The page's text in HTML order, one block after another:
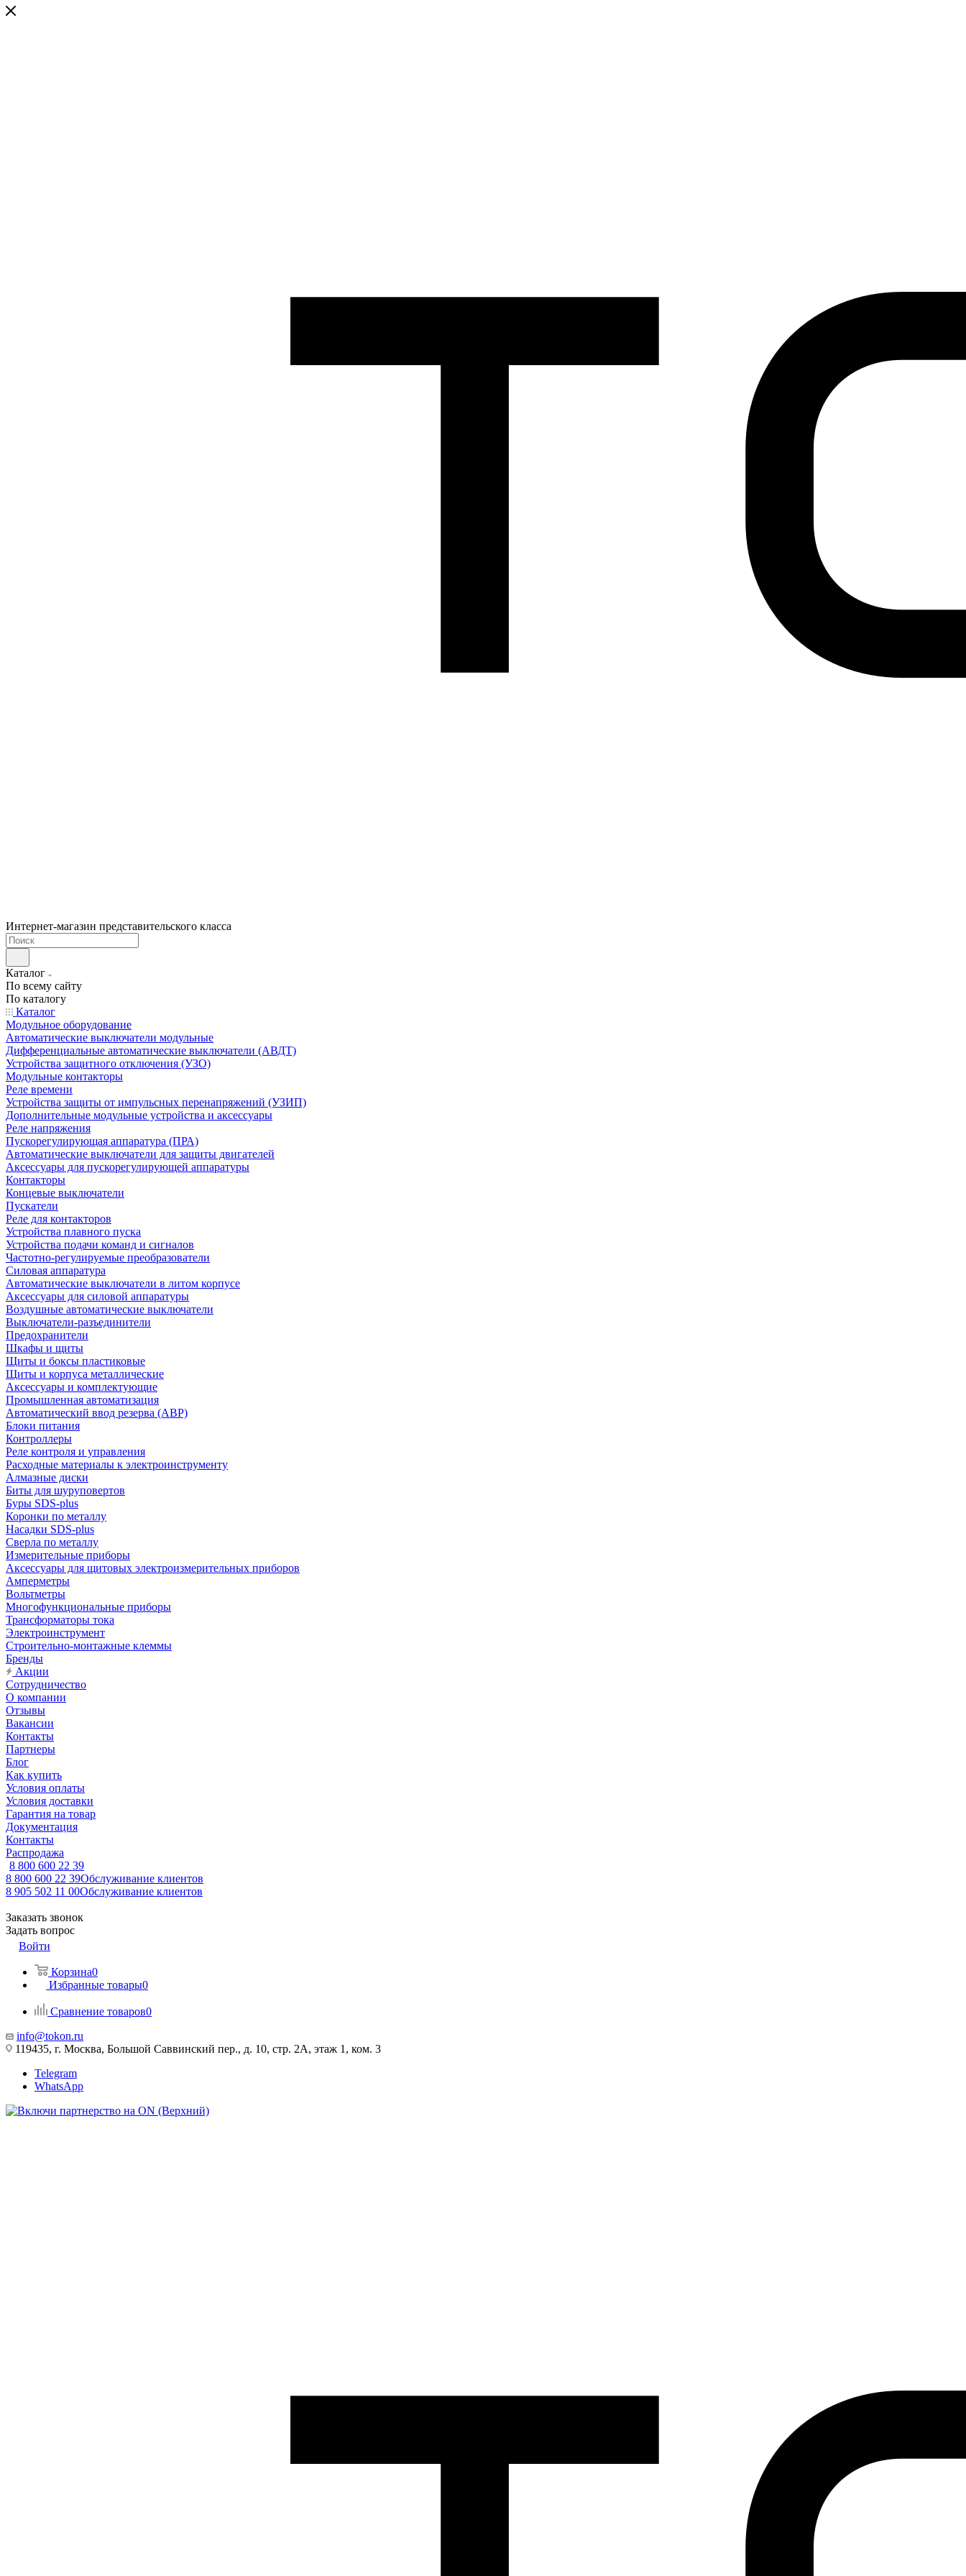
Интернет-магазин представительского класса
Каталог
По всему сайту
По каталогу
Каталог
Модульное оборудование
Автоматические выключатели модульные
Дифференциальные автоматические выключатели (АВДТ)
Устройства защитного отключения (УЗО)
Модульные контакторы
Реле времени
Устройства защиты от импульсных перенапряжений (УЗИП)
Дополнительные модульные устройства и аксессуары
Реле напряжения
Пускорегулирующая аппаратура (ПРА)
Автоматические выключатели для защиты двигателей
Аксессуары для пускорегулирующей аппаратуры
Контакторы
Концевые выключатели
Пускатели
Реле для контакторов
Устройства плавного пуска
Устройства подачи команд и сигналов
Частотно-регулируемые преобразователи
Силовая аппаратура
Автоматические выключатели в литом корпусе
Аксессуары для силовой аппаратуры
Воздушные автоматические выключатели
Выключатели-разъединители
Предохранители
Шкафы и щиты
Щиты и боксы пластиковые
Щиты и корпуса металлические
Аксессуары и комплектующие
Промышленная автоматизация
Автоматический ввод резерва (АВР)
Блоки питания
Контроллеры
Реле контроля и управления
Расходные материалы к электроинструменту
Алмазные диски
Биты для шуруповертов
Буры SDS-plus
Коронки по металлу
Насадки SDS-plus
Сверла по металлу
Измерительные приборы
Аксессуары для щитовых электроизмерительных приборов
Амперметры
Вольтметры
Многофункциональные приборы
Трансформаторы тока
Электроинструмент
Строительно-монтажные клеммы
Бренды
Акции
Сотрудничество
О компании
Отзывы
Вакансии
Контакты
Партнеры
Блог
Как купить
Условия оплаты
Условия доставки
Гарантия на товар
Документация
Контакты
Распродажа
8 800 600 22 39
8 800 600 22 39Обслуживание клиентов
8 905 502 11 00Обслуживание клиентов
Заказать звонок
Задать вопрос
Войти
Корзина0
Избранные товары0
Сравнение товаров0
info@tokon.ru
119435, г. Москва, Большой Саввинский пер., д. 10, стр. 2А, этаж 1, ком. 3
Telegram
WhatsApp